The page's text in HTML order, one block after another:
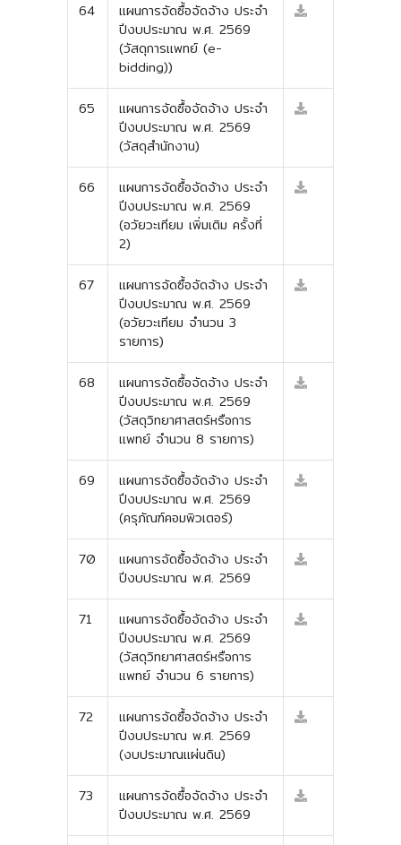
64
แผนการจัดซื้อจัดจ้าง ประจำ
ปีงบประมาณ พ.ศ. 2569
(วัสดุการแพทย์ (e-
bidding))
65
แผนการจัดซื้อจัดจ้าง ประจำ
ปีงบประมาณ พ.ศ. 2569
(วัสดุสำนักงาน)
66
แผนการจัดซื้อจัดจ้าง ประจำ
ปีงบประมาณ พ.ศ. 2569
(อวัยวะเทียม เพิ่มเติม ครั้งที่
2)
67
แผนการจัดซื้อจัดจ้าง ประจำ
ปีงบประมาณ พ.ศ. 2569
(อวัยวะเทียม จำนวน 3
รายการ)
68
แผนการจัดซื้อจัดจ้าง ประจำ
ปีงบประมาณ พ.ศ. 2569
(วัสดุวิทยาศาสตร์หรือการ
แพทย์ จำนวน 8 รายการ)
69
แผนการจัดซื้อจัดจ้าง ประจำ
ปีงบประมาณ พ.ศ. 2569
(ครุภัณฑ์คอมพิวเตอร์)
70
แผนการจัดซื้อจัดจ้าง ประจำ
ปีงบประมาณ พ.ศ. 2569
71
แผนการจัดซื้อจัดจ้าง ประจำ
ปีงบประมาณ พ.ศ. 2569
(วัสดุวิทยาศาสตร์หรือการ
แพทย์ จำนวน 6 รายการ)
72
แผนการจัดซื้อจัดจ้าง ประจำ
ปีงบประมาณ พ.ศ. 2569
(งบประมาณแผ่นดิน)
73
แผนการจัดซื้อจัดจ้าง ประจำ
ปีงบประมาณ พ.ศ. 2569